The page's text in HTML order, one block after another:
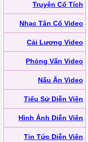
Truyện Cổ Tích
Nhạc Tân Cổ Video
Cải Lương Video
Phỏng Vấn Video
Nấu Ăn Video
Tiểu Sử Diễn Viên
Hình Ảnh Diễn Viên
Tin Tức Diễn Viên